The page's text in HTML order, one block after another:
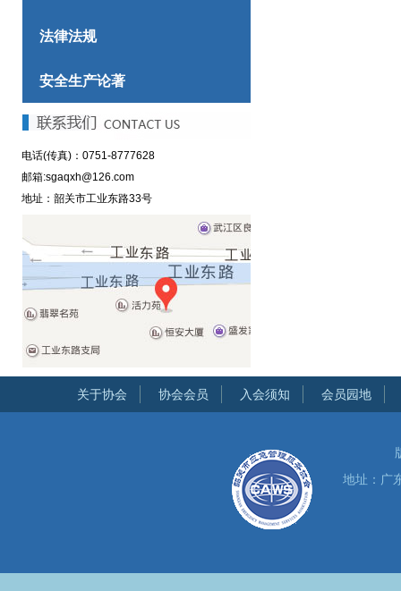
法律法规
安全生产论著
电话(传真)：0751-8777628
邮箱:sgaqxh@126.com
地址：韶关市工业东路33号
关于协会 协会会员 入会须知 会员园地
地址：广